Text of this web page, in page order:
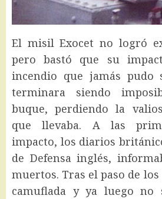
El misil Exocet no logró
pero bastó que su
incendio que jamás pudo
terminara siendo
buque, perdiendo la
que llevaba. A las
impacto, los diarios
de Defensa inglés,
muertos. Tras el paso de
camuflada y ya luego no